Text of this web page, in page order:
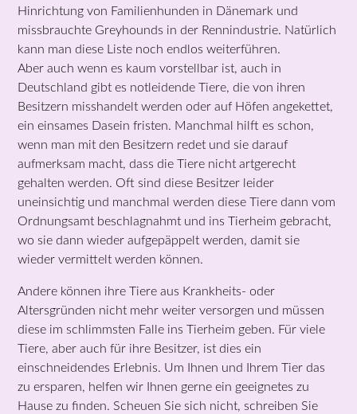
Hinrichtung von Familienhunden in Dänemark und
missbrauchte Greyhounds in der Rennindustrie. Natürlich
kann man diese Liste noch endlos weiterführen.
Aber auch wenn es kaum vorstellbar ist, auch in
Deutschland gibt es notleidende Tiere, die von ihren
Besitzern misshandelt werden oder auf Höfen angekettet,
ein einsames Dasein fristen. Manchmal hilft es schon,
wenn man mit den Besitzern redet und sie darauf
aufmerksam macht, dass die Tiere nicht artgerecht
gehalten werden. Oft sind diese Besitzer leider
uneinsichtig und manchmal werden diese Tiere dann vom
Ordnungsamt beschlagnahmt und ins Tierheim gebracht,
wo sie dann wieder aufgepäppelt werden, damit sie
wieder vermittelt werden können.
Andere können ihre Tiere aus Krankheits- oder
Altersgründen nicht mehr weiter versorgen und müssen
diese im schlimmsten Falle ins Tierheim geben. Für viele
Tiere, aber auch für ihre Besitzer, ist dies ein
einschneidendes Erlebnis. Um Ihnen und Ihrem Tier das
zu ersparen, helfen wir Ihnen gerne ein geeignetes zu
Hause zu finden. Scheuen Sie sich nicht, schreiben Sie